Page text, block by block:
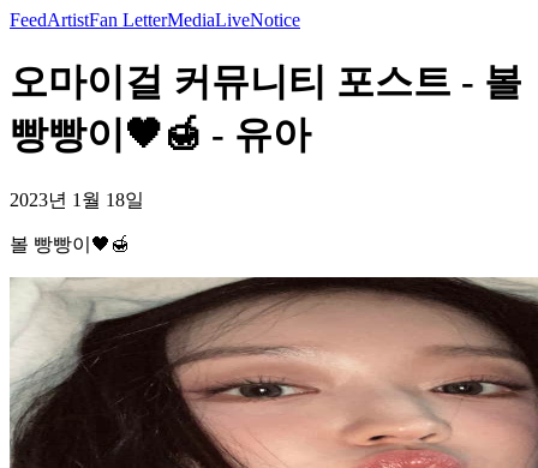
FeedArtistFan LetterMediaLiveNotice
오마이걸 커뮤니티 포스트 - 볼
빵빵이🖤🍯 - 유아
2023년 1월 18일
볼 빵빵이🖤🍯